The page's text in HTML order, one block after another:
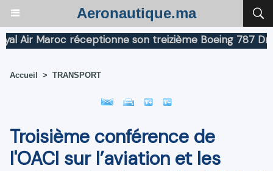
Aeronautique.ma
Maroc réceptionne son treizième Boeing 787
Accueil > TRANSPORT
Troisième conférence de
l'OACI sur l’aviation et les